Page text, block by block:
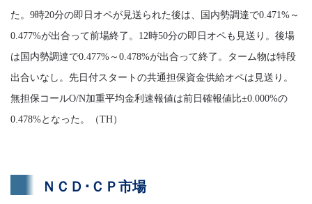
た。9時20分の即日オペが見送られた後は、国内勢調達で0.471%～
0.477%が出合って前場終了。12時50分の即日オペも見送り。後場
は国内勢調達で0.477%～0.478%が出合って終了。ターム物は特段
出合いなし。先日付スタートの共通担保資金供給オペは見送り。
無担保コールO/N加重平均金利速報値は前日確報値比±0.000%の
0.478%となった。（TH）
ＮＣＤ･ＣＰ市場